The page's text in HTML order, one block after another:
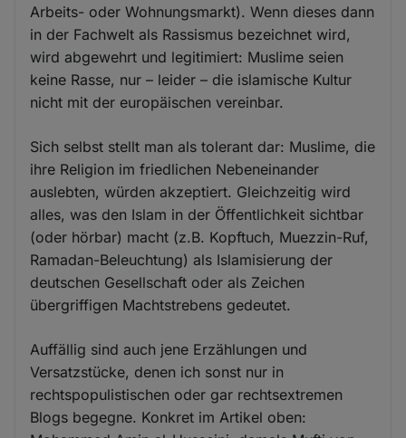
Arbeits- oder Wohnungsmarkt). Wenn dieses dann
in der Fachwelt als Rassismus bezeichnet wird,
wird abgewehrt und legitimiert: Muslime seien
keine Rasse, nur – leider – die islamische Kultur
nicht mit der europäischen vereinbar.
Sich selbst stellt man als tolerant dar: Muslime, die
ihre Religion im friedlichen Nebeneinander
auslebten, würden akzeptiert. Gleichzeitig wird
alles, was den Islam in der Öffentlichkeit sichtbar
(oder hörbar) macht (z.B. Kopftuch, Muezzin-Ruf,
Ramadan-Beleuchtung) als Islamisierung der
deutschen Gesellschaft oder als Zeichen
übergriffigen Machtstrebens gedeutet.
Auffällig sind auch jene Erzählungen und
Versatzstücke, denen ich sonst nur in
rechtspopulistischen oder gar rechtsextremen
Blogs begegne. Konkret im Artikel oben: